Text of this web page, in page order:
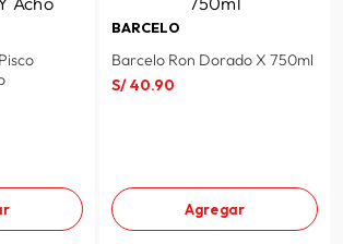
BARCELO
Barcelo Ron Dorado X 750ml
S/40.90
Agregar